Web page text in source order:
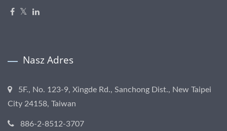
Nasz Adres
5F., No. 123-9, Xingde Rd., Sanchong Dist., New Taipei
City 24158, Taiwan
886-2-8512-3707